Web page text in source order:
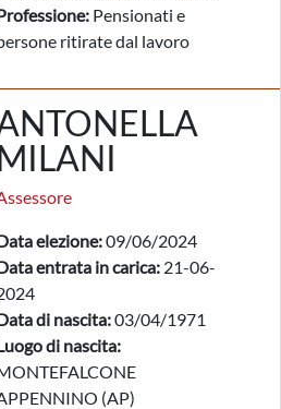
Pensionati e
ritirate dal lavoro
elezione:09/06/2024
entrata in carica: 21-06-
di nascita:03/04/1971
di nascita:
(AP)